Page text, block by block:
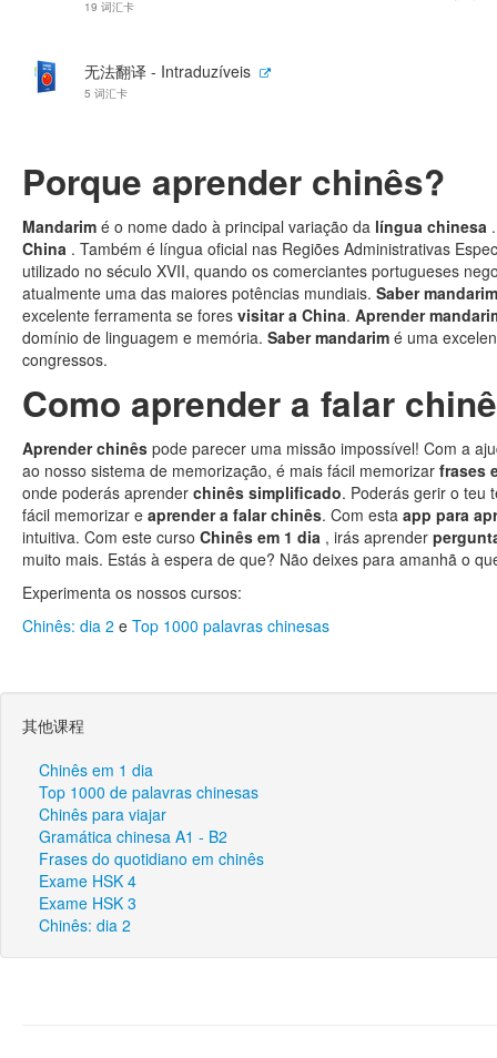
19 词汇卡
无法翻译 - Intraduzíveis
5 词汇卡
Porque aprender chinês?
Mandarim é o nome dado à principal variação da língua chinesa
China . Também é língua oficial nas Regiões Administrativas
utilizado no século XVII, quando os comerciantes portugueses
atualmente uma das maiores potências mundiais. Saber
excelente ferramenta se fores visitar a China. Aprender
domínio de linguagem e memória. Saber mandarim é uma
congressos.
Como aprender a falar
Aprender chinês pode parecer uma missão impossível! Com a
ao nosso sistema de memorização, é mais fácil memorizar frases
onde poderás aprender chinês simplificado. Poderás gerir o teu
fácil memorizar e aprender a falar chinês. Com esta app para
intuitiva. Com este curso Chinês em 1 dia , irás aprender
muito mais. Estás à espera de que? Não deixes para amanhã o
Experimenta os nossos cursos:
Chinês: dia 2 e Top 1000 palavras chinesas
其他课程
Chinês em 1 dia
Top 1000 de palavras chinesas
Chinês para viajar
Gramática chinesa A1 - B2
Frases do quotidiano em chinês
Exame HSK 4
Exame HSK 3
Chinês: dia 2